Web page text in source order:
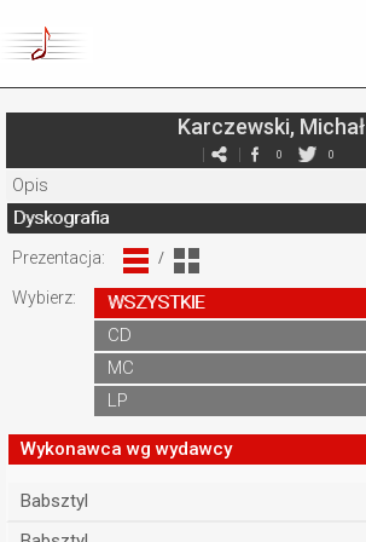
Karczewski, Michał
0 0
Opis
Dyskografia
Prezentacja: /
Wybierz:
WSZYSTKIE
CD
MC
LP
Wykonawca wg wydawcy
Babsztyl